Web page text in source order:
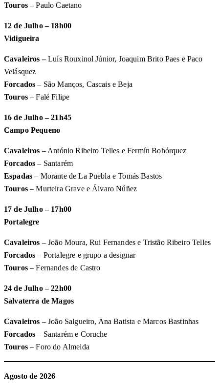
Touros– Paulo Caetano
12 de Julho – 18h00
Vidigueira
Cavaleiros –Luís Rouxinol Júnior, Joaquim Brito Paes e Paco
Velásquez
Forcados – São Manços, Cascais e Beja
Touros– Falé Filipe
16 de Julho – 21h45
Campo Pequeno
Cavaleiros – António Ribeiro Telles e Fermín Bohórquez
Forcados– Santarém
Espadas– Morante de La Puebla e Tomás Bastos
Touros– Murteira Grave e Álvaro Núñez
17 de Julho – 17h00
Portalegre
Cavaleiros – João Moura, Rui Fernandes e Tristão Ribeiro Telles
Forcados – Portalegre e grupo a designar
Touros– Fernandes de Castro
24 de Julho – 22h00
Salvaterra de Magos
Cavaleiros – João Salgueiro, Ana Batista e Marcos Bastinhas
Forcados – Santarém e Coruche
Touros– Foro do Almeida
Agosto de 2026